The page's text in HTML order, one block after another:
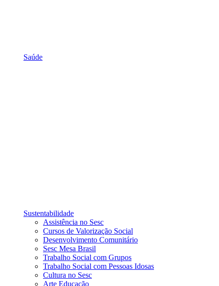
Saúde
Sustentabilidade
Assistência no Sesc
Cursos de Valorização Social
Desenvolvimento Comunitário
Sesc Mesa Brasil
Trabalho Social com Grupos
Trabalho Social com Pessoas Idosas
Cultura no Sesc
Arte Educação